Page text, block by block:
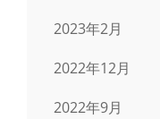
2023年2月
2022年12月
2022年9月